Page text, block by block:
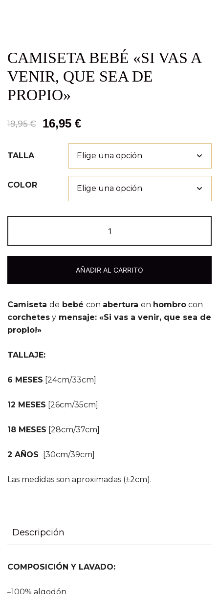
CAMISETA BEBÉ «SI VAS A
VENIR, QUE SEA DE
PROPIO»
19,95€ 16,95 €
TALLA
COLOR
AÑADIR AL CARRITO
Camiseta de bebé con abertura en hombro con
corchetes y mensaje: «Si vas a venir, que sea de
propio!»
TALLAJE:
6 MESES [24cm/33cm]
12 MESES [26cm/35cm]
18 MESES [28cm/37cm]
2 AÑOS [30cm/39cm]
Las medidas son aproximadas (±2cm).
Descripción
COMPOSICIÓN Y LAVADO:
–100% algodón